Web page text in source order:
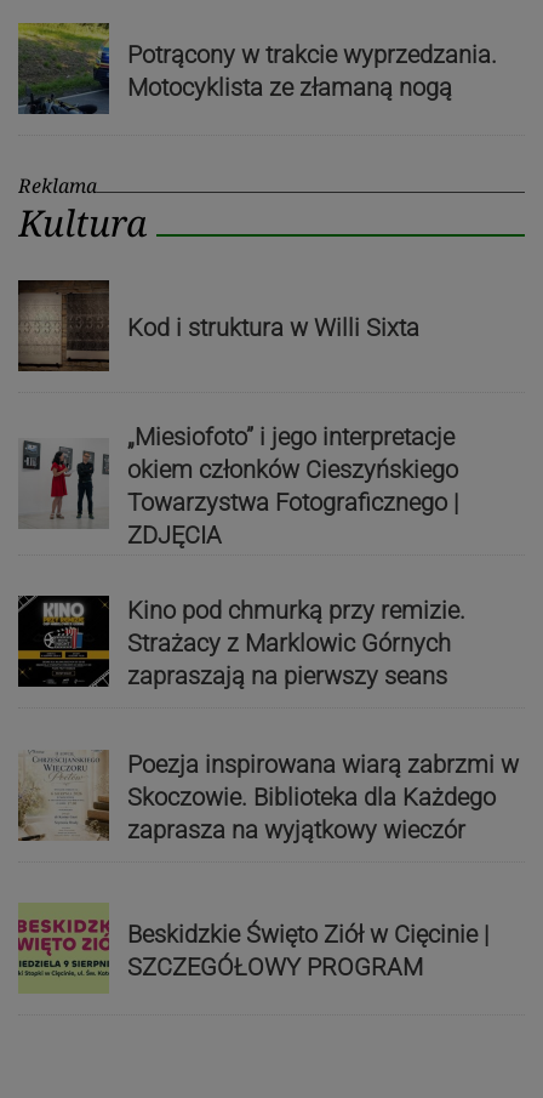
Potrącony w trakcie wyprzedzania.
Motocyklista ze złamaną nogą
Reklama
Kultura
Kod i struktura w Willi Sixta
„Miesiofoto” i jego interpretacje
okiem członków Cieszyńskiego
Towarzystwa Fotograficznego |
ZDJĘCIA
Kino pod chmurką przy remizie.
Strażacy z Marklowic Górnych
zapraszają na pierwszy seans
Poezja inspirowana wiarą zabrzmi w
Skoczowie. Biblioteka dla Każdego
zaprasza na wyjątkowy wieczór
Beskidzkie Święto Ziół w Cięcinie |
SZCZEGÓŁOWY PROGRAM